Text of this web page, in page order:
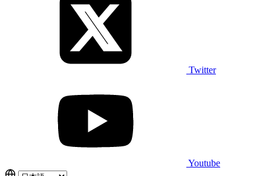
Twitter
Youtube